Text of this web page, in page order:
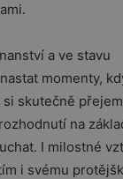
a ve stavu
momenty,
skutečně
na
I milostné
i svému